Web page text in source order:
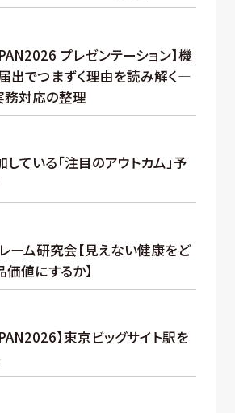
プレゼンテーション】機
出でつまずく理由を読み解く―
務対応の整理
ている「注目のアウトカム」予
ーム研究会【見えない健康をど
価値にするか】
】東京ビッグサイト駅を